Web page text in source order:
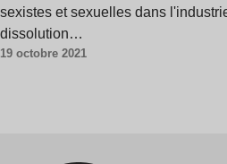
sexistes et sexuelles dans
dissolution…
19 octobre 2021